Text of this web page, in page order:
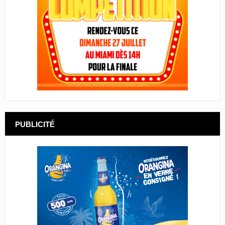
PUBLICITÉ